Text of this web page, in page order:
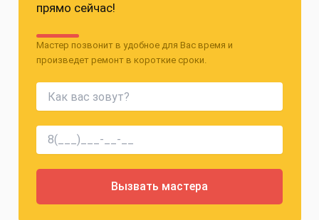
прямо сейчас!
Мастер позвонит в удобное для Вас время и
произведет ремонт в короткие сроки.